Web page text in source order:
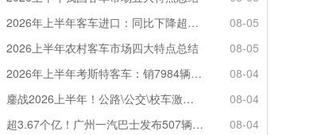
2026年上半年客车进口：同比下降超4成，轻客主体地位凸显
08-05
2026上半年农村客车市场四大特点总结
08-05
2026年上半年考斯特客车：销7984辆 6米领涨领跑 电动化提速
08-04
鏖战2026上半年！公路\公交\校车激烈角逐，谁问鼎赛道赢家?
08-04
超3.67个亿！广州一汽巴士发布507辆纯电动城市客车采购中标公告
08-04